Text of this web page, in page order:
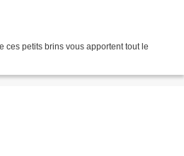
ces petits brins vous apportent tout le